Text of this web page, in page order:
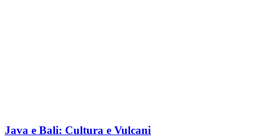
Java e Bali: Cultura e Vulcani